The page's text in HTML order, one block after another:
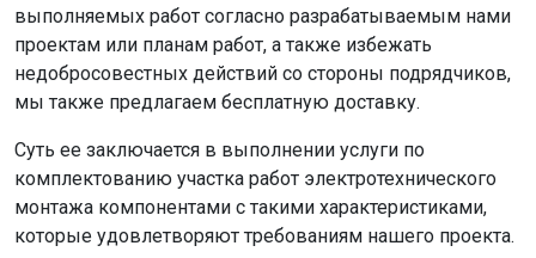
выполняемых работ согласно разрабатываемым нами
проектам или планам работ, а также избежать
недобросовестных действий со стороны подрядчиков,
мы также предлагаем бесплатную доставку.
Суть ее заключается в выполнении услуги по
комплектованию участка работ электротехнического
монтажа компонентами с такими характеристиками,
которые удовлетворяют требованиям нашего проекта.